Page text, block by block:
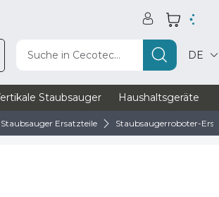
Suche in Cecotec... DE
Staubsauger Haushaltsgeräte
Staubsauger Ersatzteile Staubsaugerroboter-